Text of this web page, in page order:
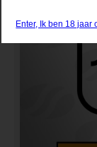
Enter, Ik ben 18 jaar